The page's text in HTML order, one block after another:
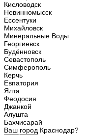
Кисловодск
Невинномысск
Ессентуки
Михайловск
Минеральные Воды
Георгиевск
Будённовск
Севастополь
Симферополь
Керчь
Евпатория
Ялта
Феодосия
Джанкой
Алушта
Бахчисарай
Ваш город Краснодар?